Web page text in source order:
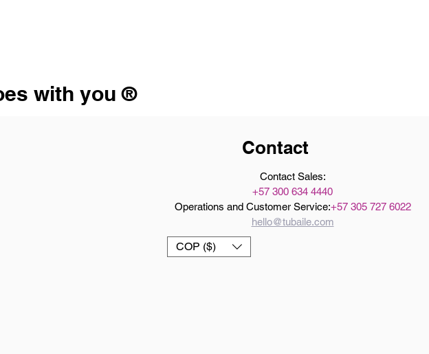
with you ®
Contact
Contact Sales:
+57 300 634 4440
Operations and Customer Service:+57 305 727 6022
hello@tubaile.com
COP ($)